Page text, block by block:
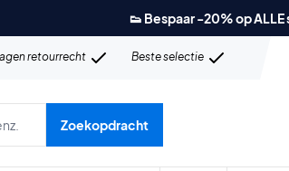
👟 Bespaar -20% op
retourrecht Beste selectie
etc.
Zoekopdracht